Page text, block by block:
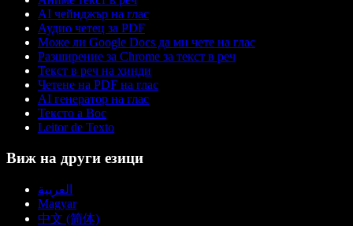
AI чейнджър на глас
Аудио четец за PDF
Може ли Google Docs да ми чете на глас
Разширение за Chrome за текст в реч
Текст в реч на хинди
Четене на PDF на глас
AI генератор на глас
Тексто а Вос
Leitor de Texto
Виж на други езици
العربية
Magyar
中文 (简体)